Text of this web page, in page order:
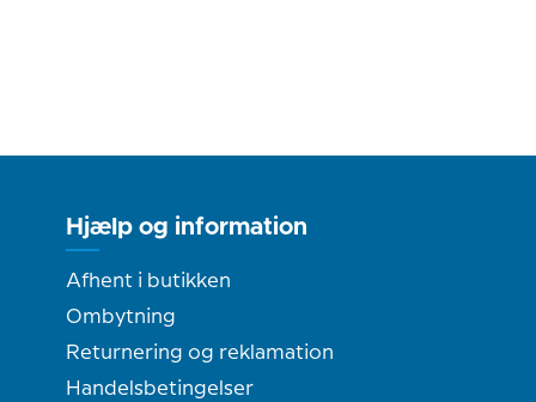
Hjælp og information
Afhent i butikken
Ombytning
Returnering og reklamation
Handelsbetingelser